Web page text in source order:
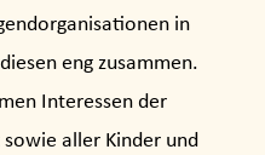
in
eng zusammen.
Interessen der
aller Kinder und